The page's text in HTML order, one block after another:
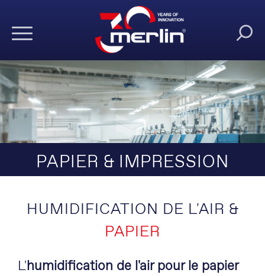
PAPIER & IMPRESSION
HUMIDIFICATION DE L'AIR &
PAPIER
L'humidification de l'air pour le papier